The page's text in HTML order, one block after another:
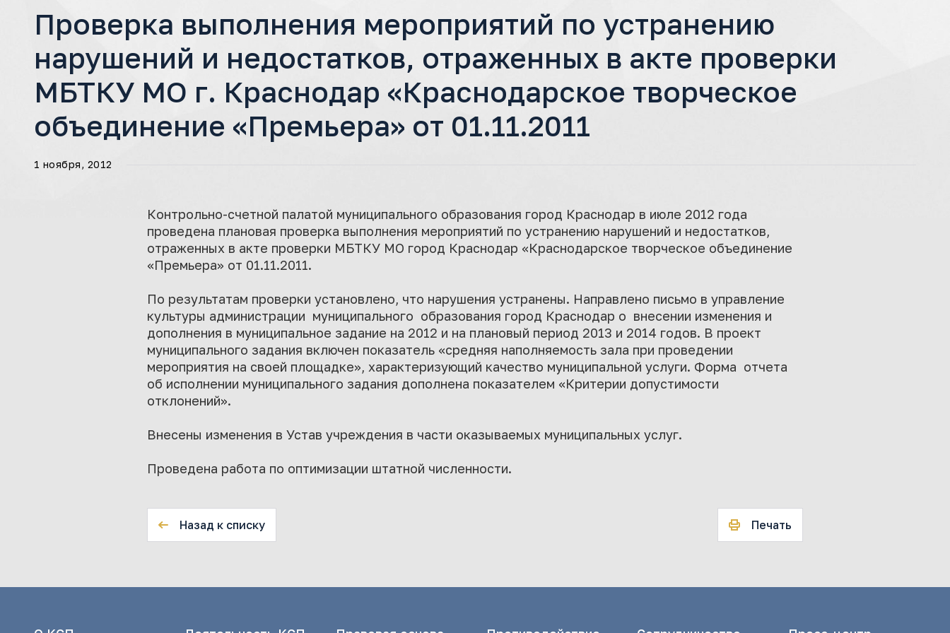
Проверка выполнения мероприятий по устранению
нарушений и недостатков, отраженных в акте проверки
МБТКУ МО г. Краснодар «Краснодарское творческое
объединение «Премьера» от 01.11.2011
1 ноября, 2012
Контрольно-счетной палатой муниципального образования город Краснодар в июле 2012 года
проведена плановая проверка выполнения мероприятий по устранению нарушений и недостатков,
отраженных в акте проверки МБТКУ МО город Краснодар «Краснодарское творческое объединение
«Премьера» от 01.11.2011.
По результатам проверки установлено, что нарушения устранены. Направлено письмо в управление
культуры администрации муниципального образования город Краснодар о внесении изменения и
дополнения в муниципальное задание на 2012 и на плановый период 2013 и 2014 годов. В проект
муниципального задания включен показатель «средняя наполняемость зала при проведении
мероприятия на своей площадке», характеризующий качество муниципальной услуги. Форма отчета
об исполнении муниципального задания дополнена показателем «Критерии допустимости
отклонений».
Внесены изменения в Устав учреждения в части оказываемых муниципальных услуг.
Проведена работа по оптимизации штатной численности.
Назад к списку Печать